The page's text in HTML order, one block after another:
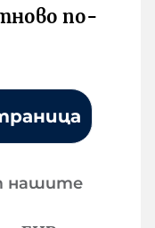
по-
нашите